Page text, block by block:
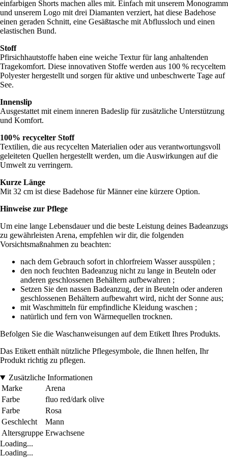
einfarbigen Shorts machen alles mit. Einfach mit unserem Monogramm
und unserem Logo mit drei Diamanten verziert, hat diese Badehose
einen geraden Schnitt, eine Gesäßtasche mit Abflussloch und einen
elastischen Bund.
Stoff
Pfirsichhautstoffe haben eine weiche Textur für lang anhaltenden
Tragekomfort. Diese innovativen Stoffe werden aus 100 % recyceltem
Polyester hergestellt und sorgen für aktive und unbeschwerte Tage auf
See.
Innenslip
Ausgestattet mit einem inneren Badeslip für zusätzliche Unterstützung
und Komfort.
100% recycelter Stoff
Textilien, die aus recycelten Materialien oder aus verantwortungsvoll
geleiteten Quellen hergestellt werden, um die Auswirkungen auf die
Umwelt zu verringern.
Kurze Länge
Mit 32 cm ist diese Badehose für Männer eine kürzere Option.
Hinweise zur Pflege
Um eine lange Lebensdauer und die beste Leistung deines Badeanzugs
zu gewährleisten Arena, empfehlen wir dir, die folgenden
Vorsichtsmaßnahmen zu beachten:
nach dem Gebrauch sofort in chlorfreiem Wasser ausspülen ;
den noch feuchten Badeanzug nicht zu lange in Beuteln oder
anderen geschlossenen Behältern aufbewahren ;
Setzen Sie den nassen Badeanzug, der in Beuteln oder anderen
geschlossenen Behältern aufbewahrt wird, nicht der Sonne aus;
mit Waschmitteln für empfindliche Kleidung waschen ;
natürlich und fern von Wärmequellen trocknen.
Befolgen Sie die Waschanweisungen auf dem Etikett Ihres Produkts.
Das Etikett enthält nützliche Pflegesymbole, die Ihnen helfen, Ihr
Produkt richtig zu pflegen.
Zusätzliche Informationen
Marke
Arena
Farbe
fluo red/dark olive
Farbe
Rosa
Geschlecht
Mann
Altersgruppe Erwachsene
Loading...
Loading...